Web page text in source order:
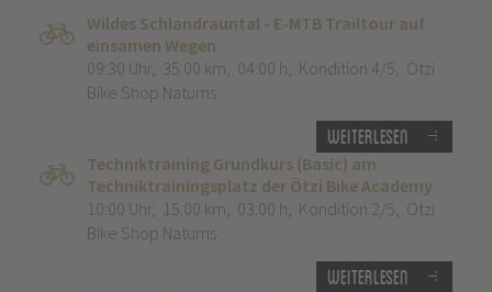
Wildes Schlandrauntal - E-MTB Trailtour auf
einsamen Wegen
09:30 Uhr, 35.00 km, 04:00 h, Kondition 4/5, Ötzi
Bike Shop Naturns
Weiterlesen
Techniktraining Grundkurs (Basic) am
Techniktrainingsplatz der Ötzi Bike Academy
10:00 Uhr, 15.00 km, 03:00 h, Kondition 2/5, Ötzi
Bike Shop Naturns
Weiterlesen